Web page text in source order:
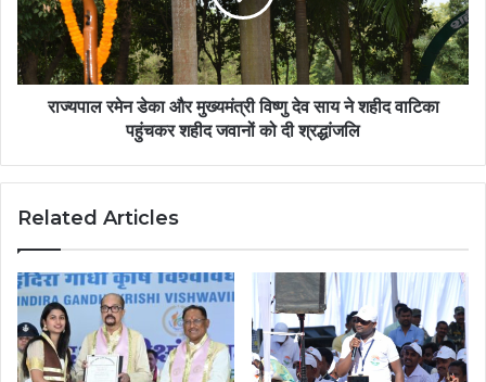
राज्यपाल रमेन डेका और मुख्यमंत्री विष्णु देव साय ने शहीद वाटिका
पहुंचकर शहीद जवानों को दी श्रद्धांजलि
Related Articles